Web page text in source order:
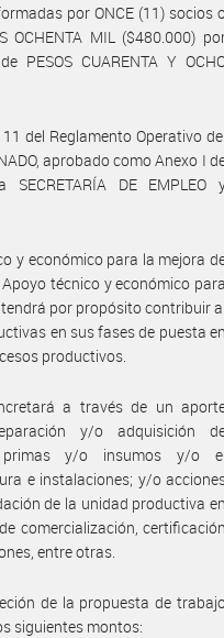
por ONCE (11) socios
OCHENTA MIL ($480.000)
PESOS CUARENTA Y
del Reglamento Operativo
aprobado como Anexo I
DE EMPLEO
y económico para la mejora
técnico y económico
por propósito contribuir
en sus fases de puesta
productivos.
a través de un
y/o adquisición
y/o insumos y/o
e instalaciones; y/o
de la unidad productiva
comercialización,
entre otras.
de la propuesta de
siguientes montos: